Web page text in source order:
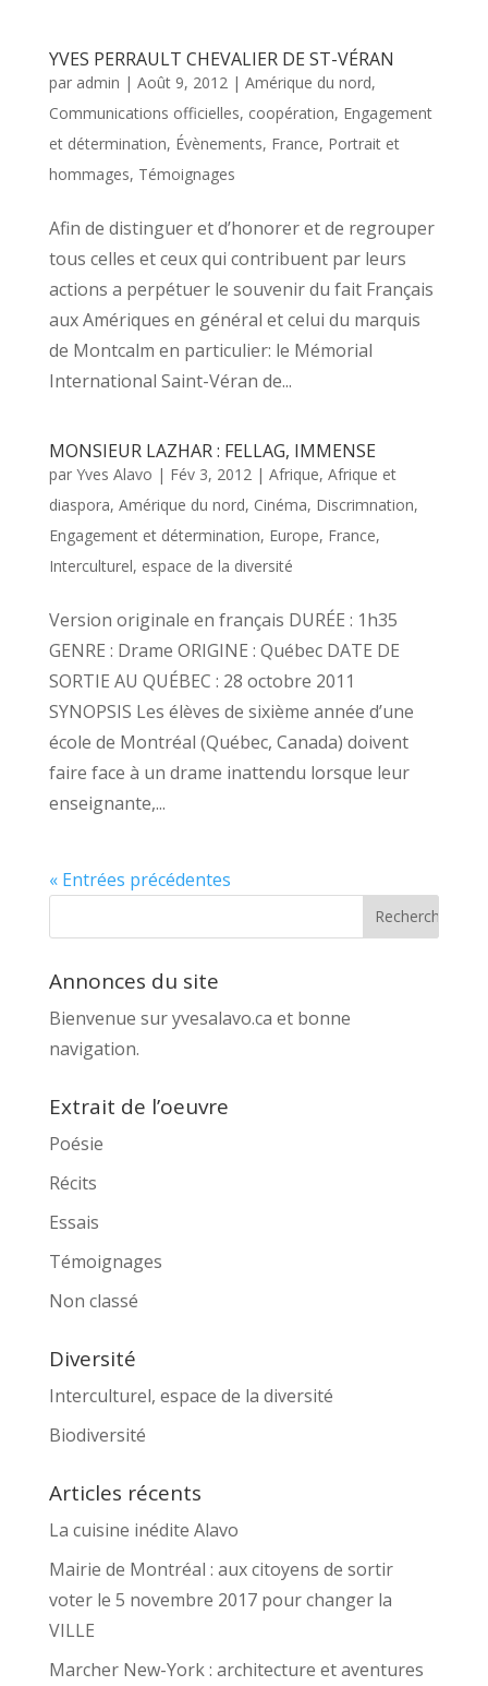
YVES PERRAULT CHEVALIER DE ST-VÉRAN
par admin | Août 9, 2012 | Amérique du nord,
Communications officielles, coopération, Engagement
et détermination, Évènements, France, Portrait et
hommages, Témoignages
Afin de distinguer et d’honorer et de regrouper
tous celles et ceux qui contribuent par leurs
actions a perpétuer le souvenir du fait Français
aux Amériques en général et celui du marquis
de Montcalm en particulier: le Mémorial
International Saint-Véran de...
MONSIEUR LAZHAR : FELLAG, IMMENSE
par Yves Alavo | Fév 3, 2012 | Afrique, Afrique et
diaspora, Amérique du nord, Cinéma, Discrimnation,
Engagement et détermination, Europe, France,
Interculturel, espace de la diversité
Version originale en français DURÉE : 1h35
GENRE : Drame ORIGINE : Québec DATE DE
SORTIE AU QUÉBEC : 28 octobre 2011
SYNOPSIS Les élèves de sixième année d’une
école de Montréal (Québec, Canada) doivent
faire face à un drame inattendu lorsque leur
enseignante,...
« Entrées précédentes
Annonces du site
Bienvenue sur yvesalavo.ca et bonne
navigation.
Extrait de l’oeuvre
Poésie
Récits
Essais
Témoignages
Non classé
Diversité
Interculturel, espace de la diversité
Biodiversité
Articles récents
La cuisine inédite Alavo
Mairie de Montréal : aux citoyens de sortir
voter le 5 novembre 2017 pour changer la
VILLE
Marcher New-York : architecture et aventures